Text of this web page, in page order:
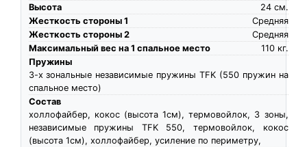
Высота
см.
24
Жесткость стороны 1
Средняя
Жесткость стороны 2
Средняя
Максимальный вес на 1 спальное место
кг.
110
Пружины
3-х зональные независимые пружины TFK (550 пружин на
спальное место)
Состав
холлофайбер, кокос (высота 1см), термовойлок, 3 зоны,
независимые пружины TFK 550, термовойлок, кокос
(высота 1см), холлофайбер, усиление по периметру,